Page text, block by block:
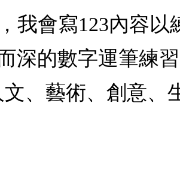
我會寫123內容以
深的數字運筆練
、藝術、創意、